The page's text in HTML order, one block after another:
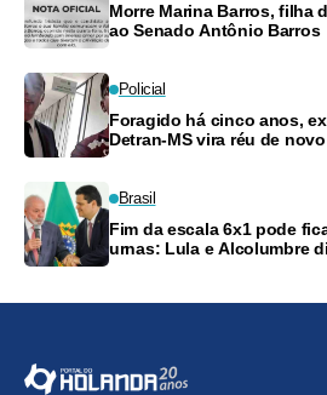
Morre Marina Barros, filha
ao Senado Antônio Barros
Policial
Foragido há cinco anos,
Detran-MS vira réu de
Brasil
Fim da escala 6x1 pode
urnas: Lula e Alcolumbre